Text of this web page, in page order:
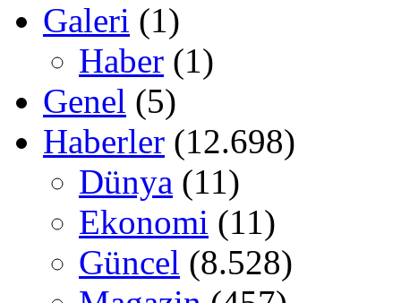
Galeri (1)
Haber (1)
Genel (5)
Haberler (12.698)
Dünya (11)
Ekonomi (11)
Güncel (8.528)